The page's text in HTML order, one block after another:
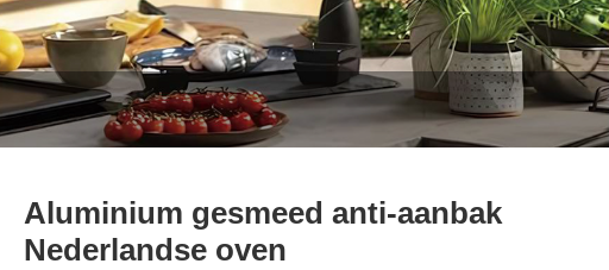
Aluminium gesmeed anti-aanbak
Nederlandse oven